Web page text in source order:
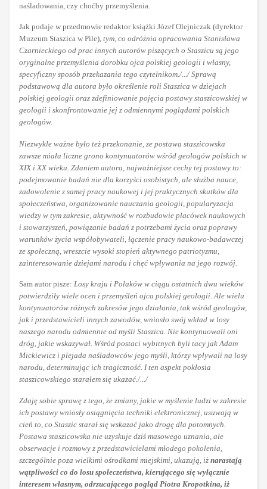
naśladowania, czy choćby przemyślenia.
Jak podaje w przedmowie redaktor książki Józef Olejniczak (dyrektor
Muzeum Staszica w Pile), tym, co odróżnia opracowania Stanisława
Czarnieckiego od prac innych autorów piszących o Staszicu są jego
oryginalne przemyślenia dorobku ojca polskiej geologii i własny,
specyficzny sposób przekazania tego czytelnikom./.../ Sprawą
podstawową dla autora było określenie roli Staszica w dziejach
polskiej geologii oraz zdefiniowanie pojęcia postawy staszicowskiej w
geologii i skonfrontowanie jej z odmiennymi poglądami polskich
geologów.
Niezwykle ważne było też przekonanie, ze postawa staszicowska
zawsze miała liczne grono kontynuatorów wśród geologów polskich w
XIX i XX wieku. Zdaniem autora, najważniejsze cechy tej postawy to:
podejmowanie badań nie dla korzyści osobistych, ale służba nauce,
zadowolenie z samej pracy naukowej i jej praktycznych skutków dla
społeczeństwa, organizowanie nauczania geologii, popularyzacja
wiedzy w tym zakresie, aktywność w rozbudowie placówek naukowych
i stowarzyszeń, powiązanie badań z potrzebami życia oraz poprawy
warunków życia współobywateli, łączenie pracy naukowo-badawczej
ze społeczną, wreszcie wysoki stopień aktywnego patriotyzmu,
zainteresowanie dziejami narodu i chęć wpływania na jego rozwój.
Sam autor pisze: Losy kraju i Polaków w ciągu ostatnich dwu wieków
potwierdziły wiele ocen i przemyśleń ojca polskiej geologii. Ale wielu
kontynuatorów różnych zakresów jego działania, tak wśród geologów,
jak i przedstawicieli innych zawodów, wniosło swój wkład w losy
naszego narodu odmiennie od myśli Staszica. Nie kontynuowali oni
dróg, jakie wskazywał. Wśród postaci wybitnych byli tacy jak Adam
Mickiewicz i plejada naśladowców jego myśli, którzy wpływali na losy
narodu, determinując ich tragiczność. I ten aspekt pokłosia
staszicowskiego starałem się ukazać./.../
Zdaję sobie sprawę z tego, że zmiany, jakie w myślenie ludzi w zakresie
ich postawy wniosły osiągnięcia techniki elektronicznej, usuwają w
cień to, co Staszic starał się wskazać jako drogę dla potomnych.
Postawa staszicowska nie uzyskuje dziś masowego uznania, ale
obserwacje i rozmowy z przedstawicielami młodego pokolenia,
szczególnie poza wielkimi ośrodkami miejskimi, ukazują, iż narastają
wątpliwości co do losu społeczeństwa, kierującego się wyłącznie
interesem własnym, odrzucającego pogląd Piotra Kropotkina, iż